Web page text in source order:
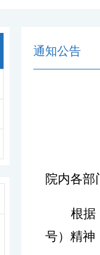
通知公告
院内各部
根据
号）精神